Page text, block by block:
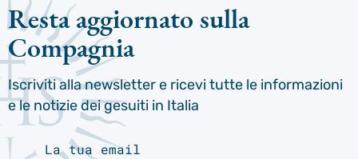
Resta aggiornato sulla
Compagnia
Iscriviti alla newsletter e ricevi tutte le informazioni
e le notizie dei gesuiti in Italia
La tua email